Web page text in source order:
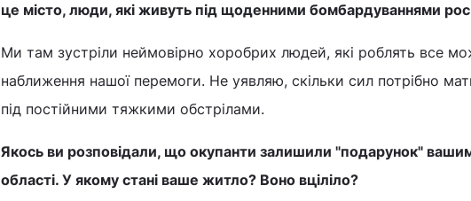
це місто, люди, які живуть під щоденними бомбардуваннями
Ми там зустріли неймовірно хоробрих людей, які роблять все
наближення нашої перемоги. Не уявляю, скільки сил потрібно
під постійними тяжкими обстрілами.
Якось ви розповідали, що окупанти залишили "подарунок" вашим
області. У якому стані ваше житло? Воно вціліло?